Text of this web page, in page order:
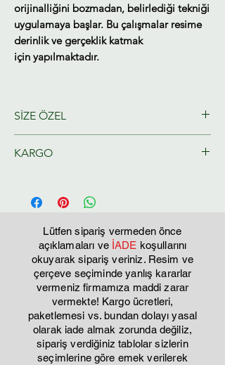
orijinalliğini bozmadan, belirlediği tekniği
uygulamaya başlar. Bu çalışmalar resime
derinlik ve gerçeklik katmak
için yapılmaktadır.
SİZE ÖZEL
Ressamlarımız tarafından size özel
KARGO
Lütfen sipariş vermeden önce
açıklamaları ve İADE koşullarını
okuyarak sipariş veriniz. Resim ve
çerçeve seçiminde yanlış kararlar
vermeniz firmamıza maddi zarar
vermekte! Kargo ücretleri,
paketlemesi vs. bundan dolayı yasal
olarak iade almak zorunda değiliz,
sipariş verdiğiniz tablolar sizlerin
seçimlerine göre emek verilerek